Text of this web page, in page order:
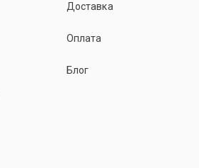
Доставка
Оплата
Блог